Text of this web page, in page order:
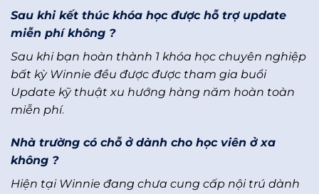
Sau khi kết thúc khóa học được hỗ trợ update
miễn phí không ?
Sau khi bạn hoàn thành 1 khóa học chuyên nghiệp
bất kỳ Winnie đều được được tham gia buổi
Update kỹ thuật xu hướng hàng năm hoàn toàn
miễn phí.
Nhà trường có chỗ ở dành cho học viên ở xa
không ?
Hiện tại Winnie đang chưa cung cấp nội trú dành